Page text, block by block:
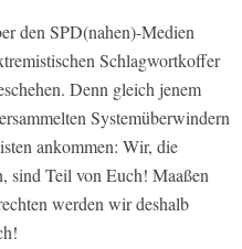
den SPD(nahen)-Medien
Schlagwortkoffer
Denn gleich jenem
Systemüberwindern
ankommen: Wir, die
sind Teil von Euch! Maaßen
werden wir deshalb